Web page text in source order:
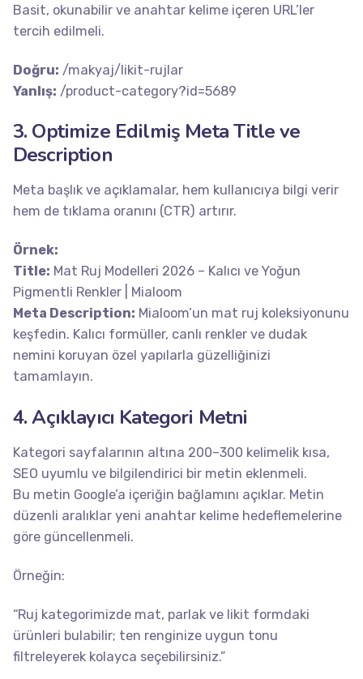
Basit, okunabilir ve anahtar kelime içeren URL’ler
tercih edilmeli.
Doğru: /makyaj/likit-rujlar
Yanlış: /product-category?id=5689
3. Optimize Edilmiş Meta Title ve
Description
Meta başlık ve açıklamalar, hem kullanıcıya bilgi verir
hem de tıklama oranını (CTR) artırır.
Örnek:
Title: Mat Ruj Modelleri 2026 – Kalıcı ve Yoğun
Pigmentli Renkler | Mialoom
Meta Description: Mialoom’un mat ruj koleksiyonunu
keşfedin. Kalıcı formüller, canlı renkler ve dudak
nemini koruyan özel yapılarla güzelliğinizi
tamamlayın.
4. Açıklayıcı Kategori Metni
Kategori sayfalarının altına 200–300 kelimelik kısa,
SEO uyumlu ve bilgilendirici bir metin eklenmeli.
Bu metin Google’a içeriğin bağlamını açıklar. Metin
düzenli aralıklar yeni anahtar kelime hedeflemelerine
göre güncellenmeli.
Örneğin:
“Ruj kategorimizde mat, parlak ve likit formdaki
ürünleri bulabilir; ten renginize uygun tonu
filtreleyerek kolayca seçebilirsiniz.”